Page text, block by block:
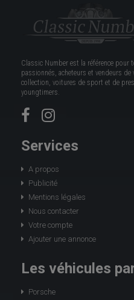
Classic Number est la référence pour
passionnés, acheteurs et vendeurs de
collection, voitures de sport et de
youngtimers.
Services
A propos
Publicité
Mentions légales
Nous contacter
Votre compte
Ajouter une annonce
Les véhicules
Porsche